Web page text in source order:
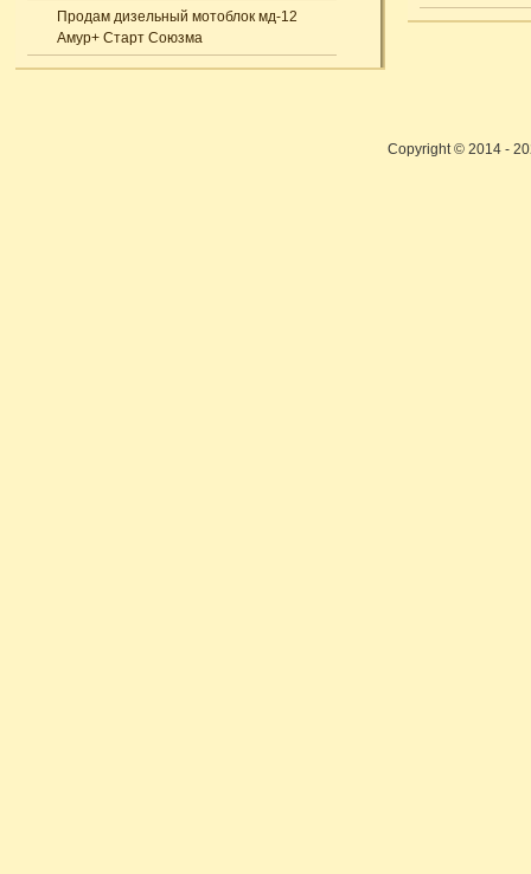
Продам дизельный мотоблок мд-12
Амур+ Старт Союзма
Copyright © 2014 -